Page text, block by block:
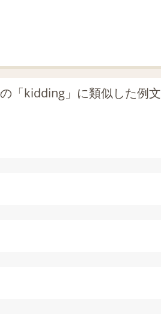
「kidding」に類似した例文